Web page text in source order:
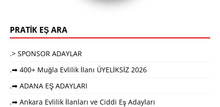
PRATİK EŞ ARA
.> SPONSOR ADAYLAR
.➡ 400+ Muğla Evlilik İlanı ÜYELİKSİZ 2026
.➡ ADANA EŞ ADAYLARI
.➡ Ankara Evlilik İlanları ve Ciddi Eş Adayları